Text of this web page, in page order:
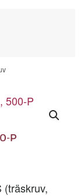
P
(träskruv,